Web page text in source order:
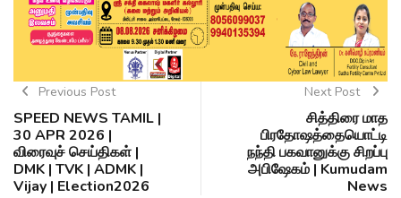
Previous Post
SPEED NEWS TAMIL |
30 APR 2026 |
விரைவுச் செய்திகள் |
DMK | TVK | ADMK |
Vijay | Election2026
Next Post
சித்திரை மாத
பிரதோஷத்தையொட்டி
நந்தி பகவானுக்கு சிறப்பு
அபிஷேகம் | Kumudam
News